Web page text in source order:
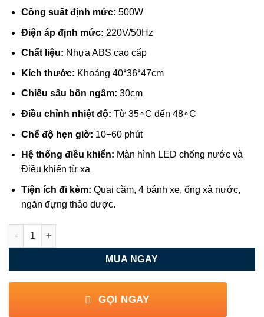
Công suất định mức: 500W
Điện áp định mức: 220V/50Hz
Chất liệu: Nhựa ABS cao cấp
Kích thước: Khoảng 40*36*47cm
Chiều sâu bồn ngâm: 30cm
Điều chỉnh nhiệt độ: Từ 35∘C đến 48∘C
Chế độ hẹn giờ: 10−60phút
Hệ thống điều khiển: Màn hình LED chống nước và
Điều khiển từ xa
Tiện ích đi kèm: Quai cầm, 4 bánh xe, ống xả nước,
ngăn đựng thảo dược.
Bồn ngâm chân hồng ngoại tự động Oromi 610H số lượng
MUA NGAY
GỌI NGAY